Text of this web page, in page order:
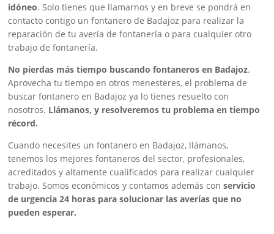
idóneo. Solo tienes que llamarnos y en breve se pondrá en
contacto contigo un fontanero de Badajoz para realizar la
reparación de tu avería de fontanería o para cualquier otro
trabajo de fontanería.
No pierdas más tiempo buscando fontaneros en Badajoz.
Aprovecha tu tiempo en otros menesteres, el problema de
buscar fontanero en Badajoz ya lo tienes resuelto con
nosotros. Llámanos, y resolveremos tu problema en tiempo
récord.
Cuando necesites un fontanero en Badajoz, llámanos,
tenemos los mejores fontaneros del sector, profesionales,
acreditados y altamente cualificados para realizar cualquier
trabajo. Somos económicos y contamos además conservicio
de urgencia 24 horas para solucionar las averías que no
pueden esperar.